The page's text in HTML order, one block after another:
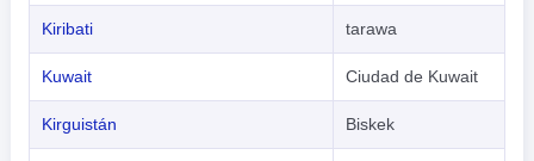
Kiribati tarawa
Kuwait Ciudad de Kuwait
Kirguistán Biskek